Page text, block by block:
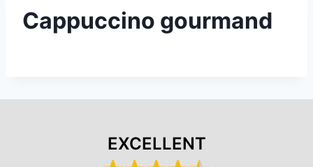
Cappuccino gourmand
EXCELLENT